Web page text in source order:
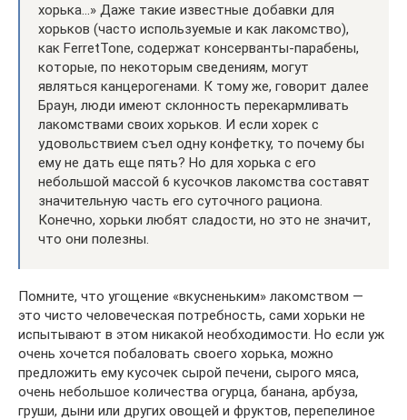
хорька…» Даже такие известные добавки для
хорьков (часто используемые и как лакомство),
как FerretTone, содержат консерванты-парабены,
которые, по некоторым сведениям, могут
являться канцерогенами. К тому же, говорит далее
Браун, люди имеют склонность перекармливать
лакомствами своих хорьков. И если хорек с
удовольствием съел одну конфетку, то почему бы
ему не дать еще пять? Но для хорька с его
небольшой массой 6 кусочков лакомства составят
значительную часть его суточного рациона.
Конечно, хорьки любят сладости, но это не значит,
что они полезны.
Помните, что угощение «вкусненьким» лакомством —
это чисто человеческая потребность, сами хорьки не
испытывают в этом никакой необходимости. Но если уж
очень хочется побаловать своего хорька, можно
предложить ему кусочек сырой печени, сырого мяса,
очень небольшое количества огурца, банана, арбуза,
груши, дыни или других овощей и фруктов, перепелиное